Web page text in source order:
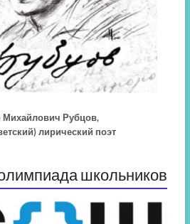
Михайлович Рубцов,
лирический поэт
школьников